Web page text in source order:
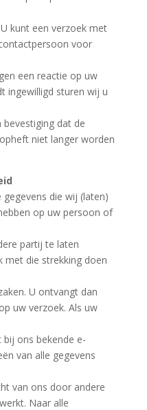
kunt een verzoek met
voor
een reactie op uw
ingewilligd sturen wij u
bevestiging dat de
niet langer worden
die wij (laten)
op uw persoon of
partij te laten
met die strekking doen
U ontvangt dan
uw verzoek. Als uw
ons bekende e-
van alle gegevens
van ons door andere
Naar alle